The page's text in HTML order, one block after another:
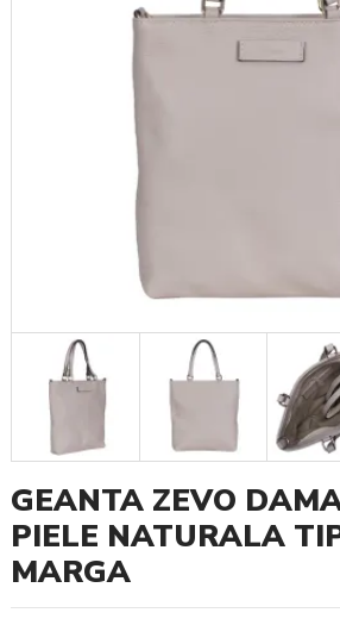
GEANTA ZEVO
PIELE NATURALA
MARGA